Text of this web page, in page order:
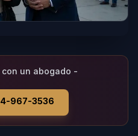
un abogado -
967-3536